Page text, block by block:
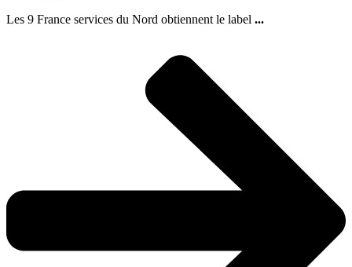
Les 9 France services du Nord obtiennent le label ...